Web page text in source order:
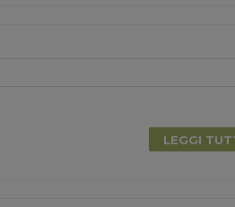
LEGGI